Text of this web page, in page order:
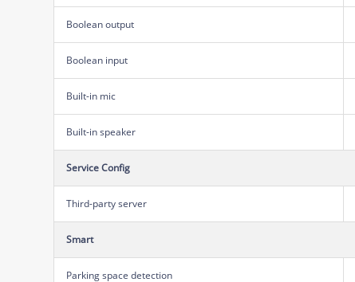
Boolean output
Boolean input
Built-in mic
Built-in speaker
Service Config
Third-party server
Smart
Parking space detection